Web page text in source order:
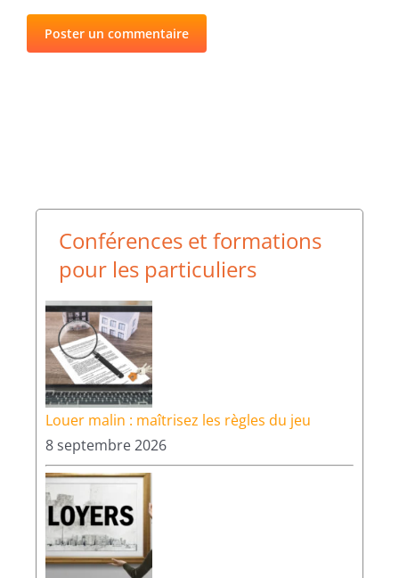
Conférences et formations
pour les particuliers
Louer malin : maîtrisez les règles du jeu
8 septembre 2026